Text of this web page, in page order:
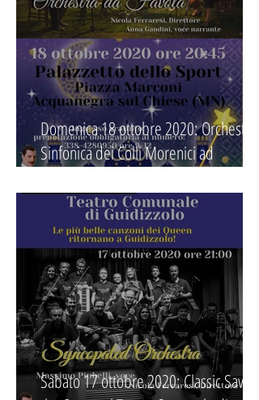
Domenica 18 ottobre 2020: Orchestra
Sinfonica dei Colli Morenici ad
Sabato 17 ottobre 2020: Classic Save